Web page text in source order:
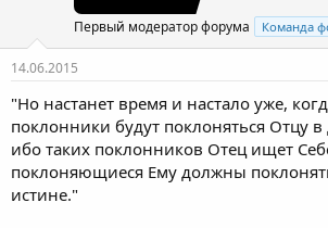
Первый модератор форума Команда
14.06.2015
"Но настанет время и настало уже,
поклонники будут поклоняться Отцу в
ибо таких поклонников Отец ищет
поклоняющиеся Ему должны
истине."